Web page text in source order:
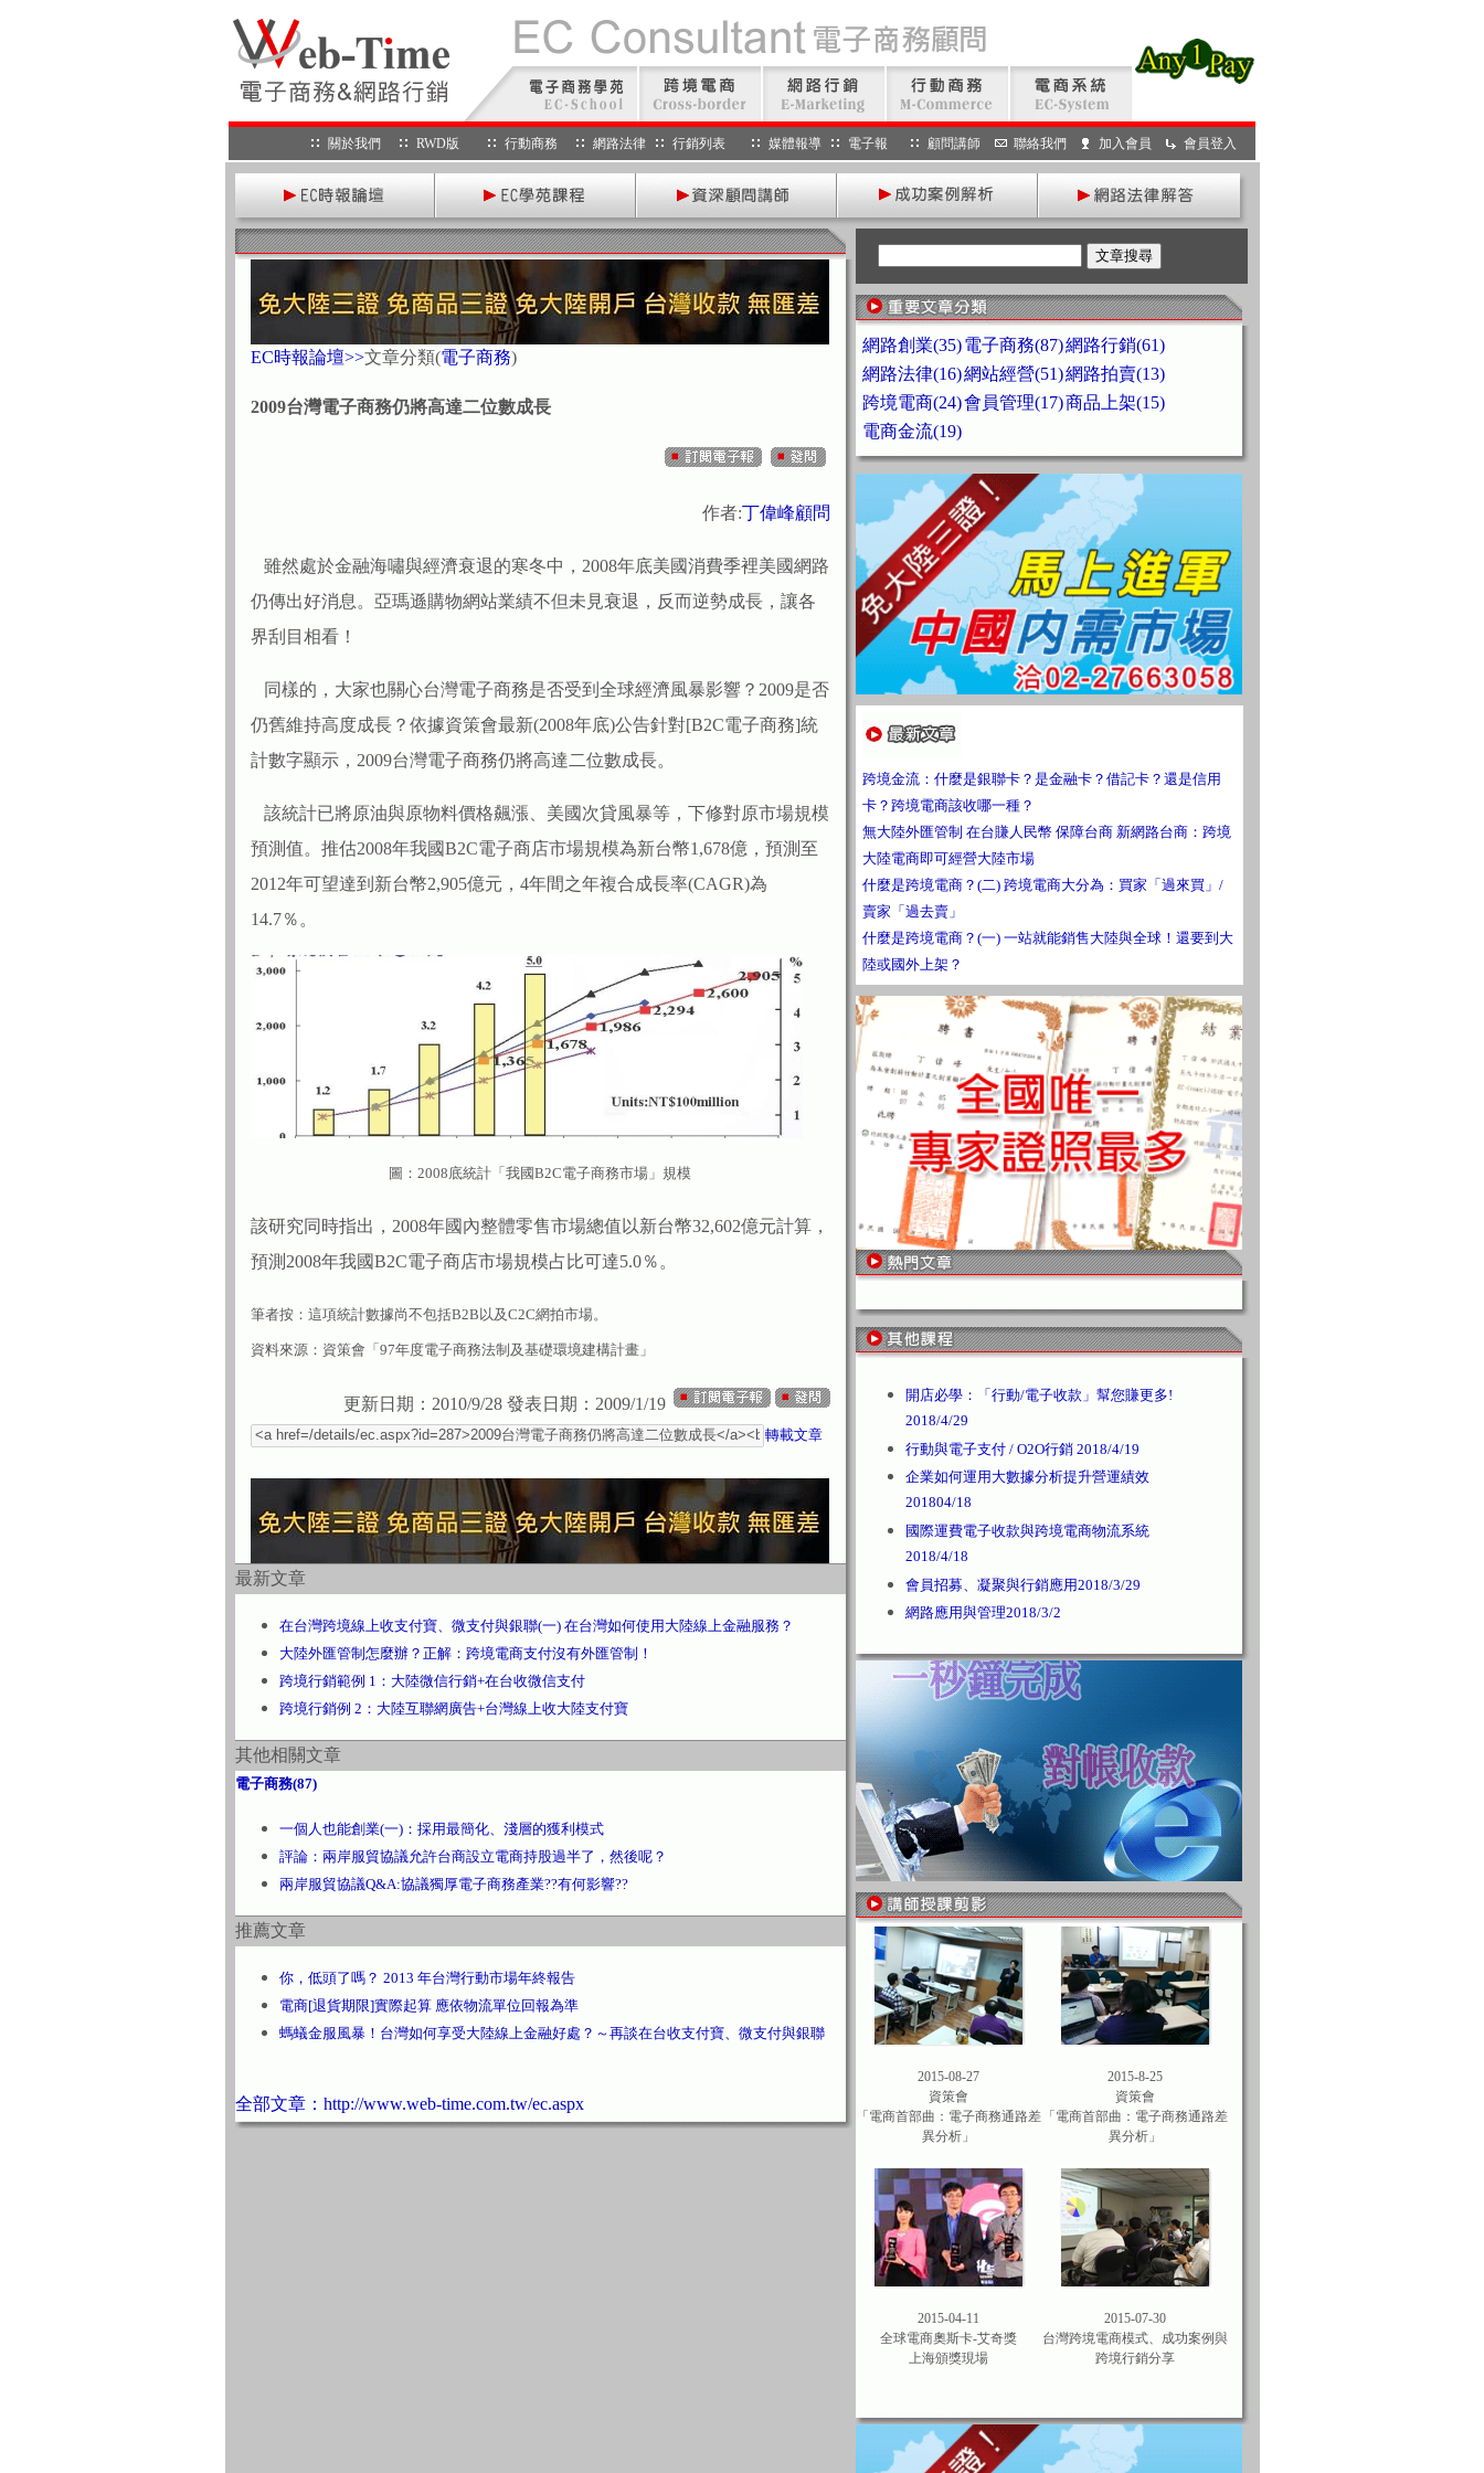
關於我們 RWD版 行動商務 網路法律 行銷列表 媒體報導 電子報 顧問講師 聯絡我們 加入會員 會員登入
EC時報論壇>>文章分類(電子商務)
2009台灣電子商務仍將高達二位數成長
作者:丁偉峰顧問
雖然處於金融海嘯與經濟衰退的寒冬中，2008年底美國消費季裡美國網路
仍傳出好消息。亞瑪遜購物網站業績不但未見衰退，反而逆勢成長，讓各
界刮目相看！
同樣的，大家也關心台灣電子商務是否受到全球經濟風暴影響？2009是否
仍舊維持高度成長？依據資策會最新(2008年底)公告針對[B2C電子商務]統
計數字顯示，2009台灣電子商務仍將高達二位數成長。
該統計已將原油與原物料價格飆漲、美國次貸風暴等，下修對原市場規模
預測值。推估2008年我國B2C電子商店市場規模為新台幣1,678億，預測至
2012年可望達到新台幣2,905億元，4年間之年複合成長率(CAGR)為
14.7％。
圖：2008底統計「我國B2C電子商務市場」規模
該研究同時指出，2008年國內整體零售市場總值以新台幣32,602億元計算，
預測2008年我國B2C電子商店市場規模占比可達5.0％。
筆者按：這項統計數據尚不包括B2B以及C2C網拍市場。
資料來源：資策會「97年度電子商務法制及基礎環境建構計畫」
更新日期：2010/9/28 發表日期：2009/1/19
轉載文章
最新文章
在台灣跨境線上收支付寶、微支付與銀聯(一) 在台灣如何使用大陸線上金融服務？
大陸外匯管制怎麼辦？正解：跨境電商支付沒有外匯管制！
跨境行銷範例 1：大陸微信行銷+在台收微信支付
跨境行銷例 2：大陸互聯網廣告+台灣線上收大陸支付寶
其他相關文章
電子商務(87)
一個人也能創業(一)：採用最簡化、淺層的獲利模式
評論：兩岸服貿協議允許台商設立電商持股過半了，然後呢？
兩岸服貿協議Q&A:協議獨厚電子商務產業??有何影響??
推薦文章
你，低頭了嗎？ 2013 年台灣行動市場年終報告
電商[退貨期限]實際起算 應依物流單位回報為準
螞蟻金服風暴！台灣如何享受大陸線上金融好處？～再談在台收支付寶、微支付與銀聯
全部文章：http://www.web-time.com.tw/ec.aspx
網路創業(35) 電子商務(87)網路行銷(61)
網路法律(16)網站經營(51)網路拍賣(13)
跨境電商(24)會員管理(17)商品上架(15)
電商金流(19)
跨境金流：什麼是銀聯卡？是金融卡？借記卡？還是信用
卡？跨境電商該收哪一種？
無大陸外匯管制 在台賺人民幣 保障台商 新網路台商：跨境
大陸電商即可經營大陸市場
什麼是跨境電商？(二) 跨境電商大分為：買家「過來買」/
賣家「過去賣」
什麼是跨境電商？(一) 一站就能銷售大陸與全球！還要到大
陸或國外上架？
開店必學：「行動/電子收款」幫您賺更多!
2018/4/29
行動與電子支付 / O2O行銷 2018/4/19
企業如何運用大數據分析提升營運績效
201804/18
國際運費電子收款與跨境電商物流系統
2018/4/18
會員招募、凝聚與行銷應用2018/3/29
網路應用與管理2018/3/2
2015-08-27
資策會
「電商首部曲：電子商務通路差
異分析」
2015-8-25
資策會
「電商首部曲：電子商務通路差
異分析」
2015-04-11
全球電商奧斯卡-艾奇獎
上海頒獎現場
2015-07-30
台灣跨境電商模式、成功案例與
跨境行銷分享